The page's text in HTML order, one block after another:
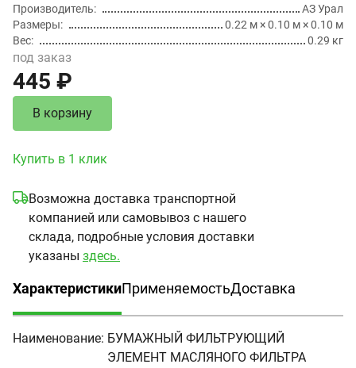
Производитель
АЗ Урал
Размеры
0.22 м × 0.10 м × 0.10 м
Вес
0.29 кг
под заказ
445 ₽
В корзину
Купить в 1 клик
Возможна доставка транспортной
компанией или самовывоз с нашего
склада, подробные условия доставки
указаны здесь.
Характеристики
(активная вкладка)
ПрименяемостьДоставка
Наименование: БУМАЖНЫЙ ФИЛЬТРУЮЩИЙ
ЭЛЕМЕНТ МАСЛЯНОГО ФИЛЬТРА